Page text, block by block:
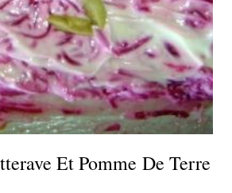
Et Pomme De Terre